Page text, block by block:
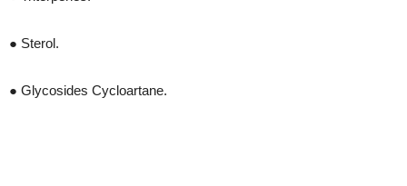
● Sterol.
● Glycosides Cycloartane.